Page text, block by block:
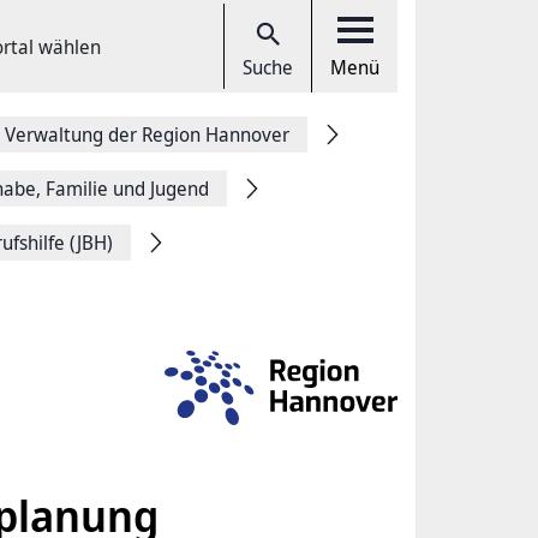
wählen
Suche Menü
Verwaltung der Region Hannover
Familie und Jugend
(JBH)